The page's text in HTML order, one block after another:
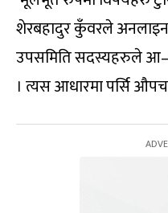
शेरबहादुर कुँवरले
उपसमिति सदस्यहरुले
। त्यस आधारमा पर्सि